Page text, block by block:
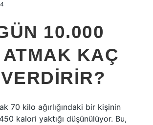
10.000
KAÇ
70 kilo ağırlığındaki bir kişinin
kalori yaktığı düşünülüyor. Bu,